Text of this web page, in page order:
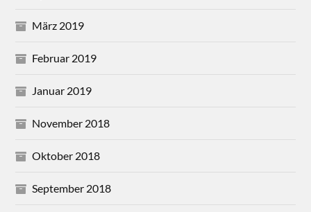
März 2019
Februar 2019
Januar 2019
November 2018
Oktober 2018
September 2018